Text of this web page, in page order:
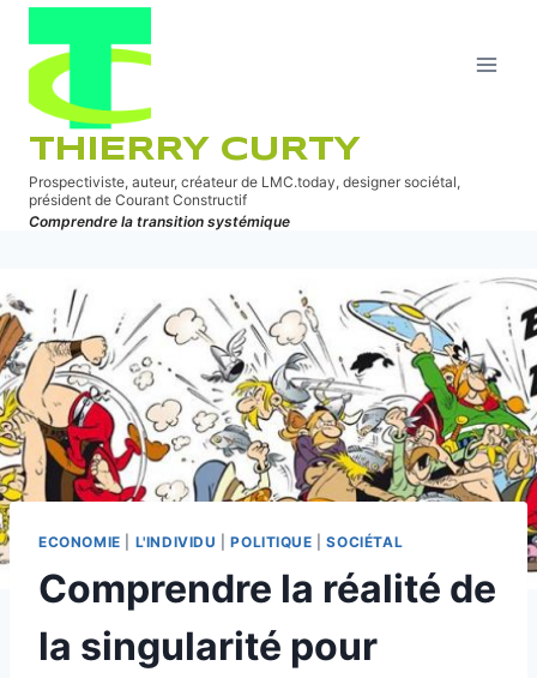
Aller
contenu
THIERRY CURTY
Prospectiviste, auteur, créateur de LMC.today, designer sociétal,
président de Courant Constructif
Comprendre la transition systémique
ECONOMIE L'INDIVIDU |POLITIQUE |SOCIÉTAL
Comprendre la réalité de
la singularité pour